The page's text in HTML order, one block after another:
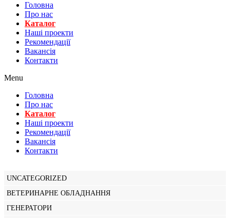
Головна
Про нас
Каталог
Нашi проекти
Рекомендації
Вакансiя
Контакти
Menu
Головна
Про нас
Каталог
Нашi проекти
Рекомендації
Вакансiя
Контакти
UNCATEGORIZED
ВЕТЕРИНАРНЕ ОБЛАДНАННЯ
ГЕНЕРАТОРИ